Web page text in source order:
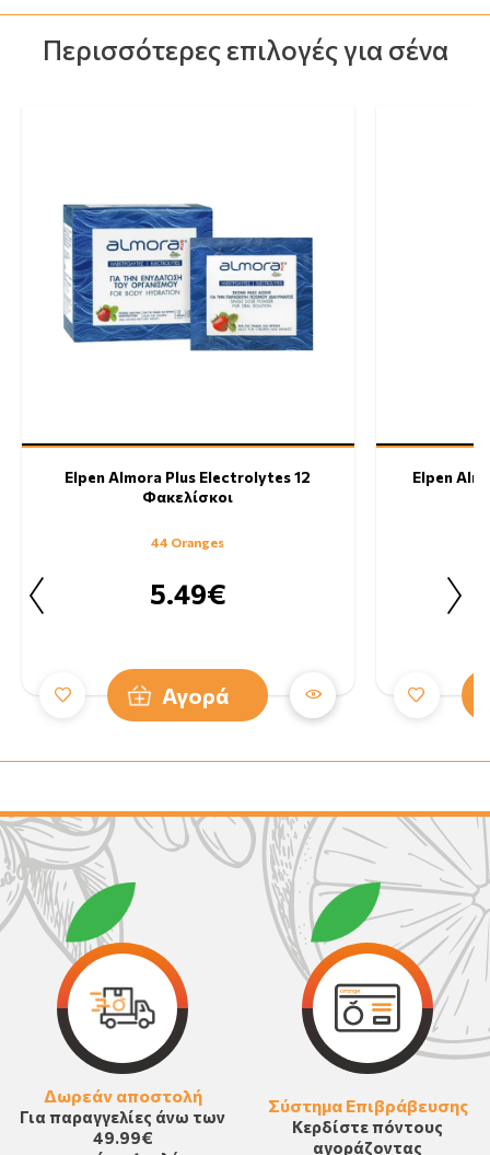
Περισσότερες επιλογές για σένα
Elpen Almora Plus Electrolytes 12
Φακελίσκοι
44 Oranges
5.49€
Αγορά
Elpen
Δωρεάν αποστολή
Για παραγγελίες άνω των
49.99€
Σύστημα Επιβράβευσης
Κερδίστε πόντους
αγοράζοντας